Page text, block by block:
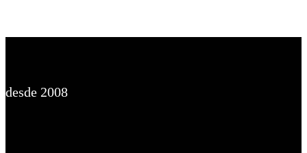
desde 2008